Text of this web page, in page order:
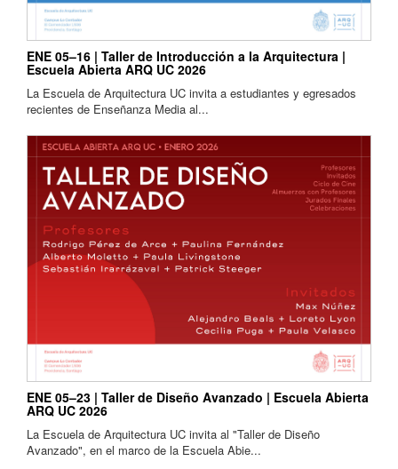
ENE 05–16 | Taller de Introducción a la Arquitectura |
Escuela Abierta ARQ UC 2026
La Escuela de Arquitectura UC invita a estudiantes y egresados
recientes de Enseñanza Media al...
ENE 05–23 | Taller de Diseño Avanzado | Escuela Abierta
ARQ UC 2026
La Escuela de Arquitectura UC invita al "Taller de Diseño
Avanzado", en el marco de la Escuela Abie...